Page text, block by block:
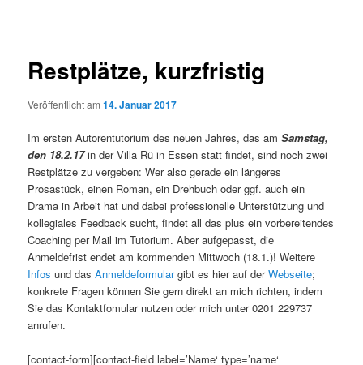
Restplätze, kurzfristig
Veröffentlicht am14. Januar 2017
Im ersten Autorentutorium des neuen Jahres, das amSamstag,
den 18.2.17in der Villa Rü in Essen statt findet, sind noch zwei
Restplätze zu vergeben: Wer also gerade ein längeres
Prosastück, einen Roman, ein Drehbuch oder ggf. auch ein
Drama in Arbeit hat und dabei professionelle Unterstützung und
kollegiales Feedback sucht, findet all das plus ein vorbereitendes
Coaching per Mail im Tutorium. Aber aufgepasst, die
Anmeldefrist endet am kommenden Mittwoch (18.1.)! Weitere
Infos und dasAnmeldeformulargibt es hier auf derWebseite;
konkrete Fragenkönnen Sie gern direkt an mich richten, indem
Sie das Kontaktfomular nutzen oder mich unter 0201 229737
anrufen.
[contact-form][contact-field label=’Name‘ type=’name‘